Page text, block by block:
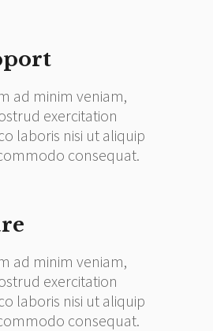
ad minim veniam,
exercitation
laboris nisi ut aliquip
consequat.
ad minim veniam,
exercitation
laboris nisi ut aliquip
consequat.